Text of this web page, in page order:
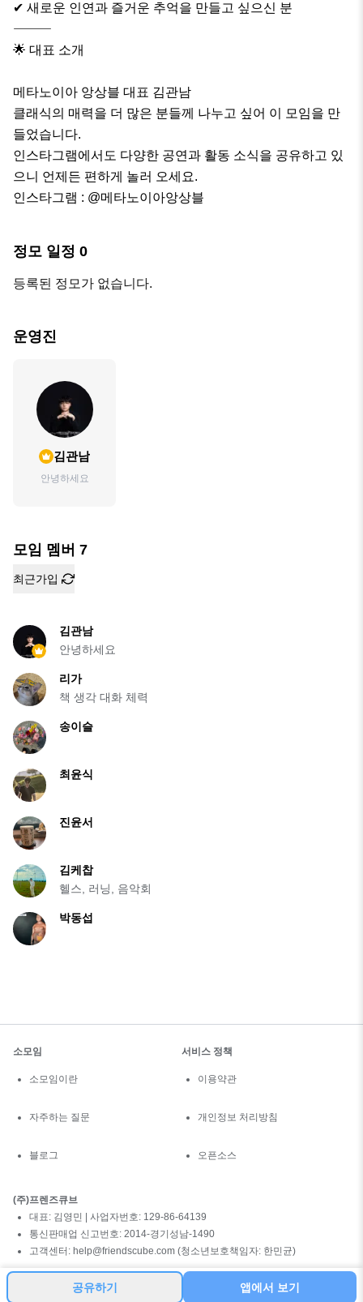
✔ 새로운 인연과 즐거운 추억을 만들고 싶으신 분
⸻
🌟 대표 소개
메타노이아 앙상블 대표 김관남
클래식의 매력을 더 많은 분들께 나누고 싶어 이 모임을 만
들었습니다.
인스타그램에서도 다양한 공연과 활동 소식을 공유하고 있
으니 언제든 편하게 놀러 오세요.
인스타그램 : @메타노이아앙상블
정모 일정 0
등록된 정모가 없습니다.
운영진
김관남
안녕하세요
모임 멤버 7
최근가입
김관남
안녕하세요
리가
책 생각 대화 체력
송이슬
최윤식
진윤서
김케찹
헬스, 러닝, 음악회
박동섭
공유하기 앱에서 보기
소모임
소모임이란
자주하는 질문
블로그
서비스 정책
이용약관
개인정보 처리방침
오픈소스
(주)프렌즈큐브
대표: 김영민 | 사업자번호: 129-86-64139
통신판매업 신고번호: 2014-경기성남-1490
고객센터: help@friendscube.com (청소년보호책임자: 한민균)